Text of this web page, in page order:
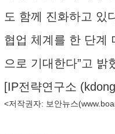
도 함께 진화하고 있
협업 체계를 한 단계
으로 기대한다”고 밝
[IP전략연구소 (
<저작권자: 보안뉴스(